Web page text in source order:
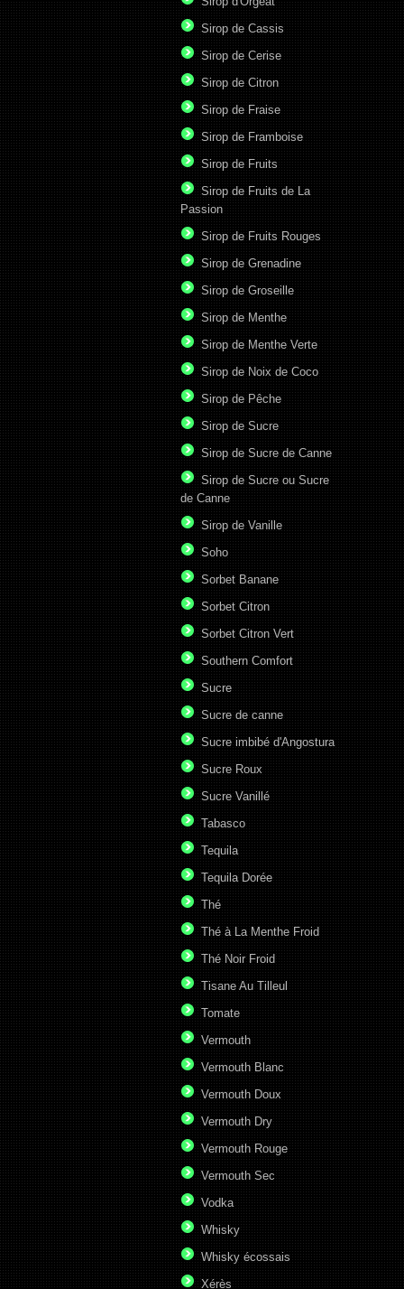
Sirop de Cassis
Sirop de Cerise
Sirop de Citron
Sirop de Fraise
Sirop de Framboise
Sirop de Fruits
Sirop de Fruits de La
Passion
Sirop de Fruits Rouges
Sirop de Grenadine
Sirop de Groseille
Sirop de Menthe
Sirop de Menthe Verte
Sirop de Noix de Coco
Sirop de Pêche
Sirop de Sucre
Sirop de Sucre de Canne
Sirop de Sucre ou Sucre
de Canne
Sirop de Vanille
Soho
Sorbet Banane
Sorbet Citron
Sorbet Citron Vert
Southern Comfort
Sucre
Sucre de canne
Sucre imbibé d'Angostura
Sucre Roux
Sucre Vanillé
Tabasco
Tequila
Tequila Dorée
Thé
Thé à La Menthe Froid
Thé Noir Froid
Tisane Au Tilleul
Tomate
Vermouth
Vermouth Blanc
Vermouth Doux
Vermouth Dry
Vermouth Rouge
Vermouth Sec
Vodka
Whisky
Whisky écossais
Xérès